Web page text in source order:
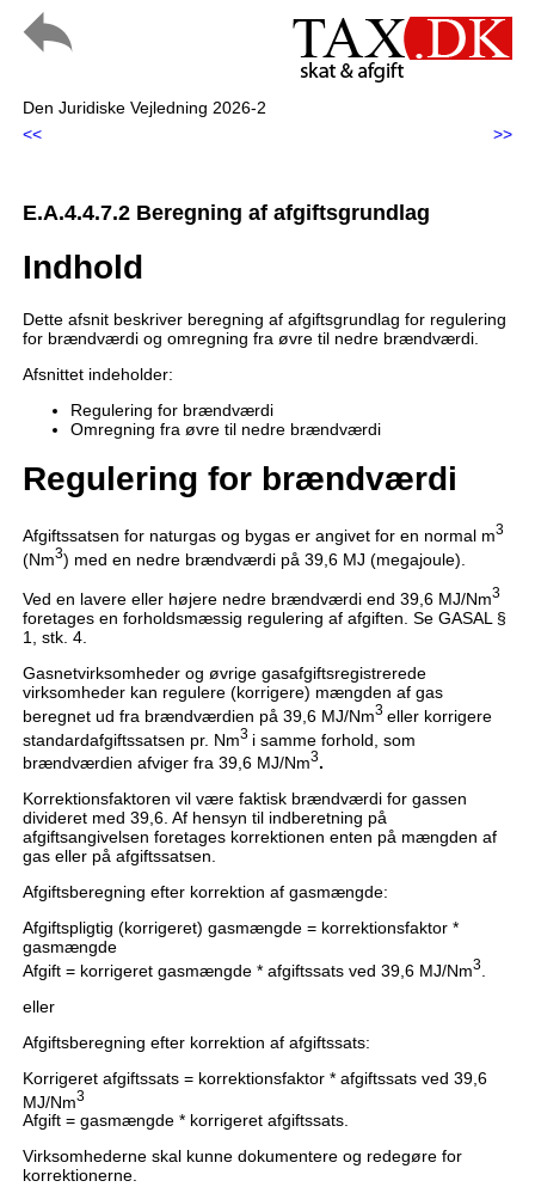
Den Juridiske Vejledning 2026-2
<<
>>
E.A.4.4.7.2 Beregning af afgiftsgrundlag
Indhold
Dette afsnit beskriver beregning af afgiftsgrundlag for regulering
for brændværdi og omregning fra øvre til nedre brændværdi.
Afsnittet indeholder:
Regulering for brændværdi
Omregning fra øvre til nedre brændværdi
Regulering for brændværdi
Afgiftssatsen for naturgas og bygas er angivet for en normal m3
(Nm3) med en nedre brændværdi på 39,6 MJ (megajoule).
Ved en lavere eller højere nedre brændværdi end 39,6 MJ/Nm3
foretages en forholdsmæssig regulering af afgiften. Se GASAL §
1, stk. 4.
Gasnetvirksomheder og øvrige gasafgiftsregistrerede
virksomheder kan regulere (korrigere) mængden af gas
beregnet ud fra brændværdien på 39,6 MJ/Nm3 eller korrigere
standardafgiftssatsen pr. Nm3 i samme forhold, som
brændværdien afviger fra 39,6 MJ/Nm3.
Korrektionsfaktoren vil være faktisk brændværdi for gassen
divideret med 39,6. Af hensyn til indberetning på
afgiftsangivelsen foretages korrektionen enten på mængden af
gas eller på afgiftssatsen.
Afgiftsberegning efter korrektion af gasmængde:
Afgiftspligtig (korrigeret) gasmængde = korrektionsfaktor *
gasmængde
Afgift = korrigeret gasmængde * afgiftssats ved 39,6 MJ/Nm3.
eller
Afgiftsberegning efter korrektion af afgiftssats:
Korrigeret afgiftssats = korrektionsfaktor * afgiftssats ved 39,6
MJ/Nm3
Afgift = gasmængde * korrigeret afgiftssats.
Virksomhederne skal kunne dokumentere og redegøre for
korrektionerne.